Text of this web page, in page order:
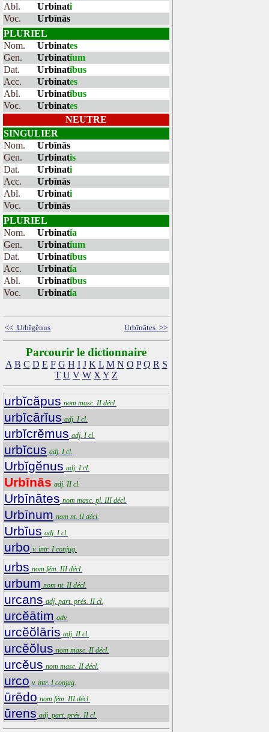
Abl.
Urbinati
Voc.
Urbīnās
PLURIEL
Nom.
Urbinates
Gen.
Urbinatĭum
Dat.
Urbinatĭbus
Acc.
Urbinates
Abl.
Urbinatĭbus
Voc.
Urbinates
NEUTRE
SINGULIER
Nom.
Urbīnās
Gen.
Urbinatis
Dat.
Urbinati
Acc.
Urbīnās
Abl.
Urbinati
Voc.
Urbīnās
PLURIEL
Nom.
Urbinatĭa
Gen.
Urbinatĭum
Dat.
Urbinatĭbus
Acc.
Urbinatĭa
Abl.
Urbinatĭbus
Voc.
Urbinatĭa
<< Urbĭgĕnus Urbīnātes >>
Parcourir le dictionnaire
A B C D E F G H I J K L M N O P Q R S
T U V W X Y Z
urbĭcăpus nom masc. II décl.
urbĭcārĭus adj. I cl.
urbĭcrĕmus adj. I cl.
urbĭcus adj. I cl.
Urbĭgĕnus adj. I cl.
Urbīnās adj. II cl.
Urbīnātes nom masc. pl. III décl.
Urbīnum nom nt. II décl.
Urbĭus adj. I cl.
urbo v. intr. I conjug.
urbs nom fém. III décl.
urbum nom nt. II décl.
urcans adj. part. prés. II cl.
urcĕātim adv.
urcĕŏlāris adj. II cl.
urcĕŏlus nom masc. II décl.
urcĕus nom masc. II décl.
urco v. intr. I conjug.
ūrēdo nom fém. III décl.
ūrens adj. part. prés. II cl.